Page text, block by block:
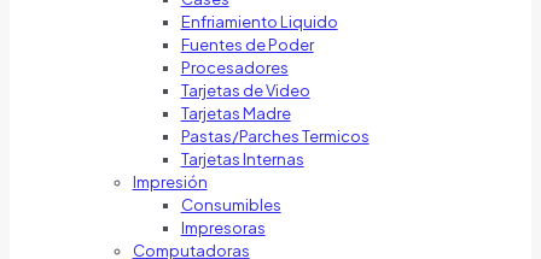
Enfriamiento Liquido
Fuentes de Poder
Procesadores
Tarjetas de Video
Tarjetas Madre
Pastas/Parches Termicos
Tarjetas Internas
Impresión
Consumibles
Impresoras
Computadoras